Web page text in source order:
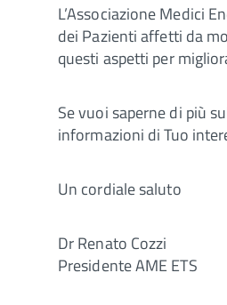
L’Associazione Medici
dei Pazienti affetti da
questi aspetti per
Se vuoi saperne di più
informazioni di Tuo
Un cordiale saluto
Dr Renato Cozzi
Presidente AME ETS